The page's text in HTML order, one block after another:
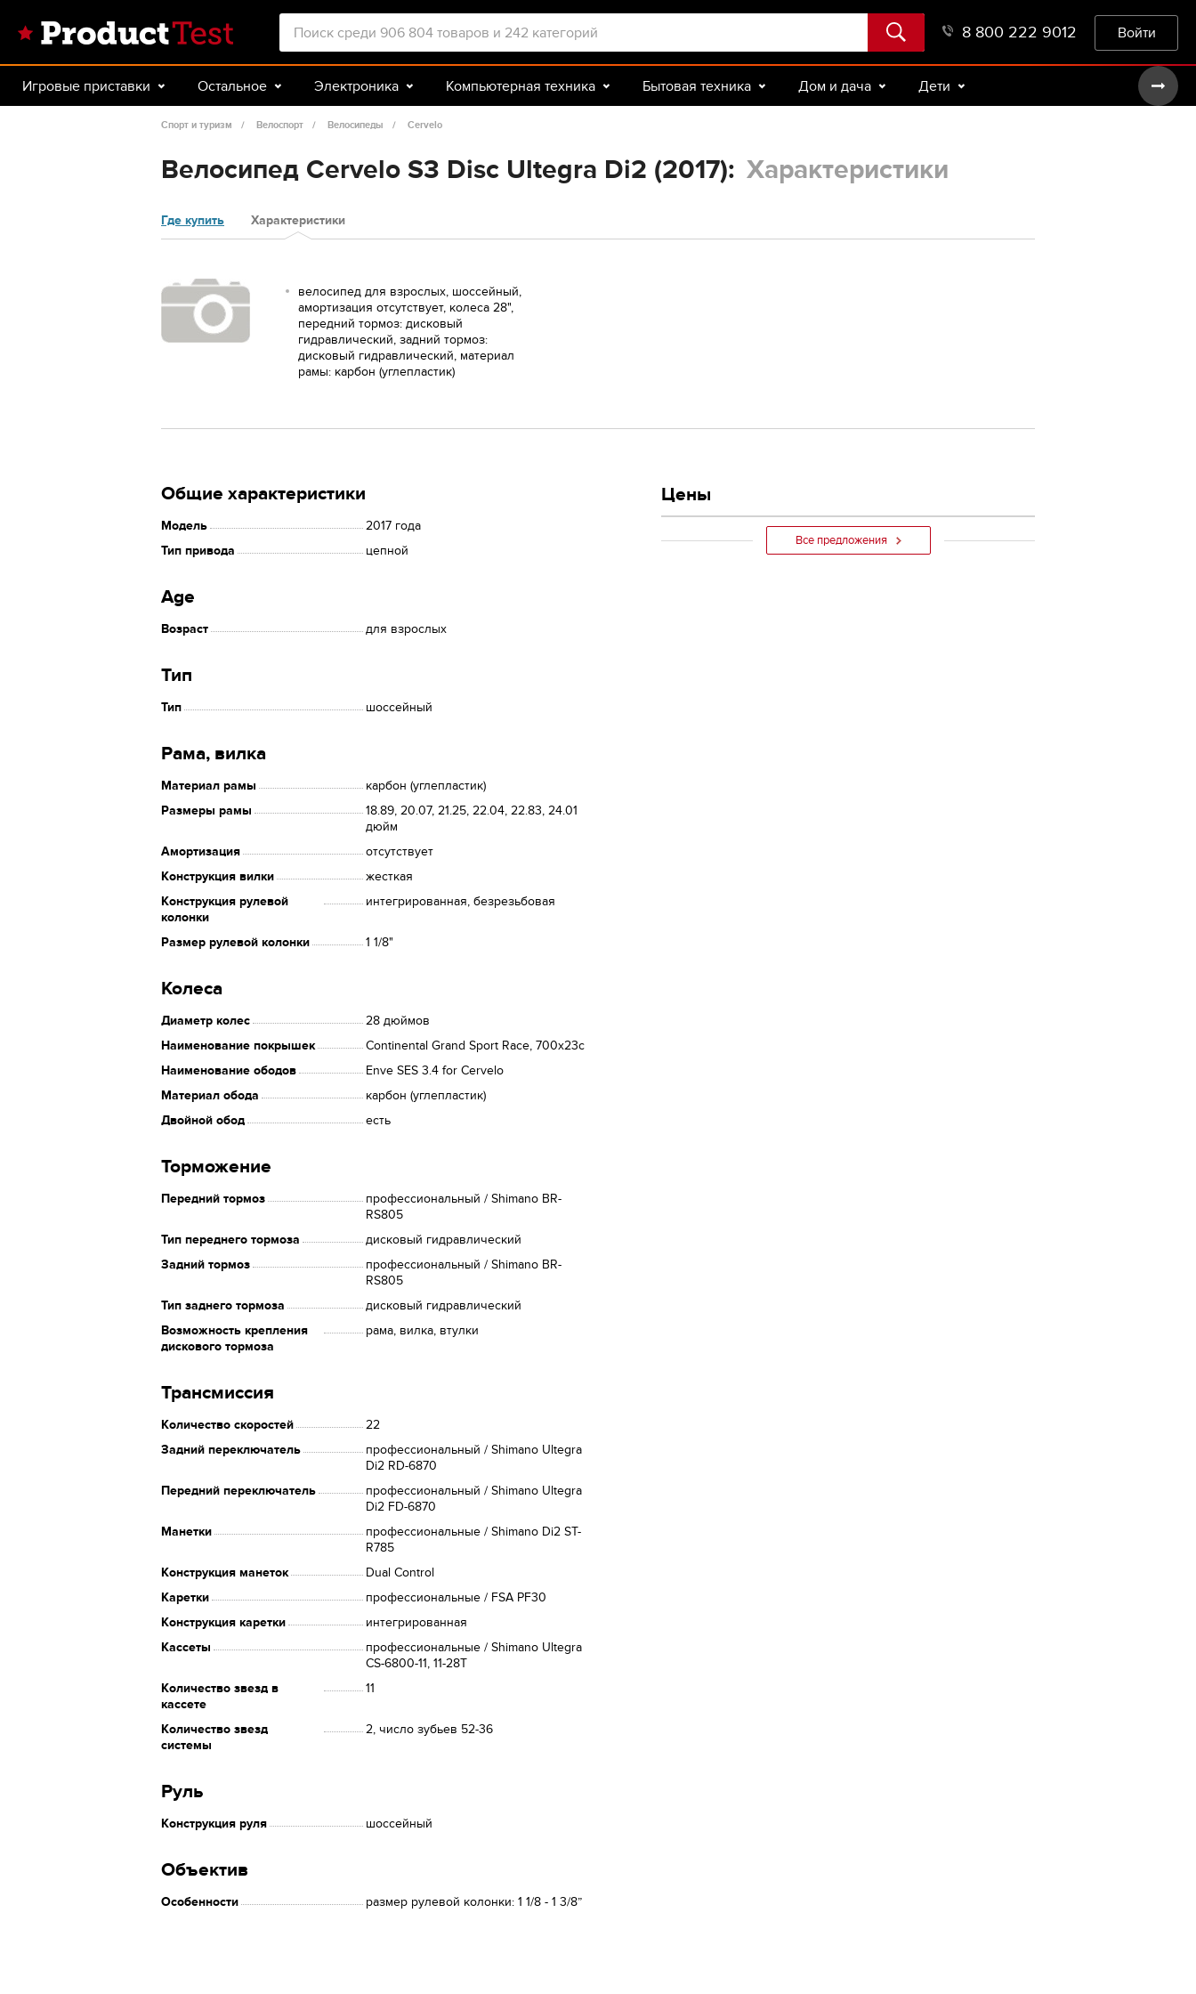
8 800 222 9012 Войти
Игровые приставки Остальное Электроника Компьютерная техника Бытовая техника Дом и дача Дети
Авто Спорт и туризм Досуг и подарки
Спорт и туризм Велоспорт Велосипеды Cervelo
Велосипед Cervelo S3 Disc Ultegra Di2 (2017): Характеристики
Где купить Характеристики
велосипед для взрослых, шоссейный,
амортизация отсутствует, колеса 28",
передний тормоз: дисковый
гидравлический, задний тормоз:
дисковый гидравлический, материал
рамы: карбон (углепластик)
Общие характеристики
Модель
2017 года
Тип привода
цепной
Age
Возраст для взрослых
Тип
Тип шоссейный
Рама, вилка
Материал рамы
карбон (углепластик)
Размеры рамы
18.89, 20.07, 21.25, 22.04, 22.83, 24.01
дюйм
Амортизация
отсутствует
Конструкция вилки
жесткая
Конструкция рулевой
колонки
интегрированная, безрезьбовая
Размер рулевой колонки 1 1/8"
Колеса
Диаметр колес
28 дюймов
Наименование покрышек
Continental Grand Sport Race, 700x23c
Наименование ободов
Enve SES 3.4 for Cervelo
Материал обода
карбон (углепластик)
Двойной обод
есть
Торможение
Передний тормоз
профессиональный / Shimano BR-
RS805
Тип переднего тормоза
дисковый гидравлический
Задний тормоз
профессиональный / Shimano BR-
RS805
Тип заднего тормоза
дисковый гидравлический
Возможность крепления
дискового тормоза
рама, вилка, втулки
Трансмиссия
Количество скоростей
22
Задний переключатель
профессиональный / Shimano Ultegra
Di2 RD-6870
Передний переключатель
профессиональный / Shimano Ultegra
Di2 FD-6870
Манетки
профессиональные / Shimano Di2 ST-
R785
Конструкция манеток
Dual Control
Каретки
профессиональные / FSA PF30
Конструкция каретки
интегрированная
Кассеты
профессиональные / Shimano Ultegra
CS-6800-11, 11-28T
Количество звезд в
кассете
11
Количество звезд
системы
2, число зубьев 52-36
Руль
Конструкция руля шоссейный
Объектив
Особенности размер рулевой колонки: 1 1/8 - 1 3/8”
Цены
Все предложения